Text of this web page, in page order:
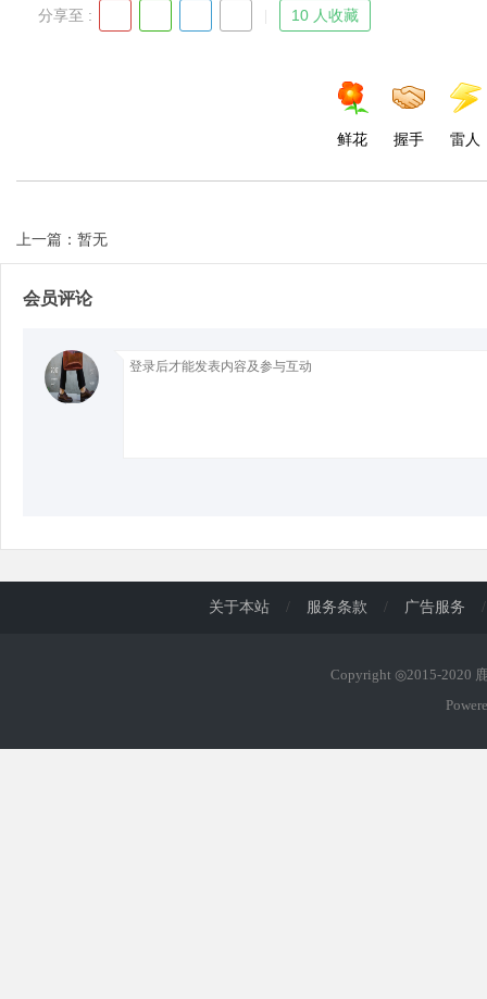
分享至 : 10 人收藏
鲜花 握手 雷人
上一篇：暂无
会员评论
关于本站 / 服务条款 / 广告服务 /
Copyright ◎2015-2020